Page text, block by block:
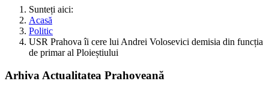
Sunteți aici:
Acasă
Politic
USR Prahova îi cere lui Andrei Volosevici demisia din funcția
de primar al Ploieștiului
Arhiva Actualitatea Prahoveană